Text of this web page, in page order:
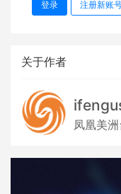
登录 注册新账
关于作者
凤凰美洲